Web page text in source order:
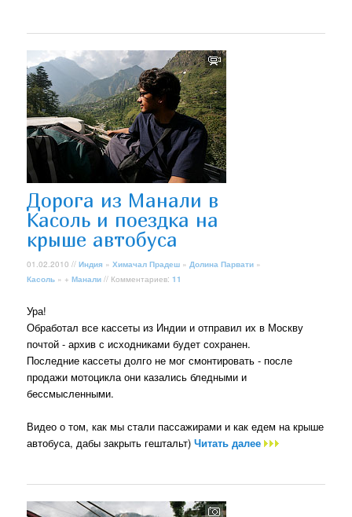
Дорога из Манали в
Касоль и поездка на
крыше автобуса
01.02.2010 //Индия »Химачал Прадеш » Долина Парвати »
Касоль » +Манали // Комментариев:11
Ура!
Обработал все кассеты из Индии и отправил их в Москву
почтой - архив с исходниками будет сохранен.
Последние кассеты долго не мог смонтировать - после
продажи мотоцикла они казались бледными и
бессмысленными.
Видео о том, как мы стали пассажирами и как едем на крыше
автобуса, дабы закрыть гештальт)Читать далее